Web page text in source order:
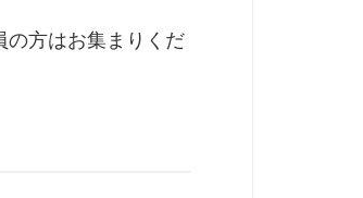
の方はお集まりくだ